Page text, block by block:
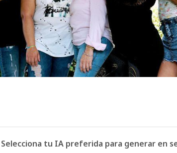
Selecciona tu IA preferida para generar en